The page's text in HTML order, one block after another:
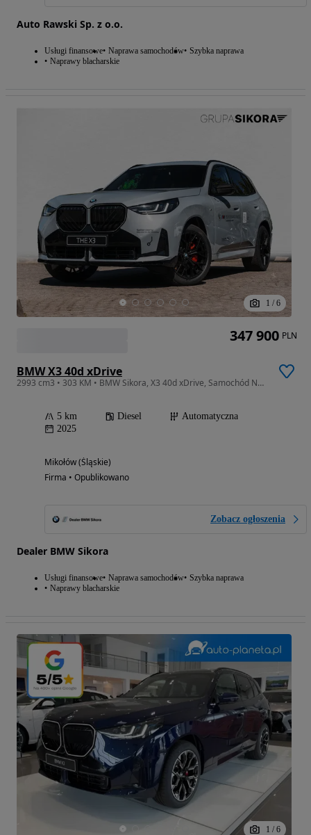
Auto Rawski Sp. z o.o.
Usługi finansowe Naprawa samochodów Szybka naprawa
Naprawy blacharskie
1 / 6
BMW X3 40d xDrive
2993 cm3 • 303 KM • BMW Sikora, X3 40d xDrive, Samochód Nowy
5 km Diesel
Automatyczna
2025
Mikołów (Śląskie)
Firma • Opublikowano
Zobacz ogłoszenia
Dealer BMW Sikora
Usługi finansowe Naprawa samochodów Szybka naprawa
Naprawy blacharskie
347 900 PLN
1 / 6